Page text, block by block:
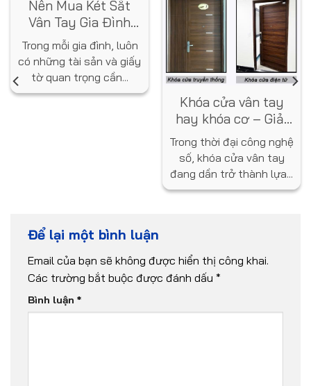
Nên Mua Két Sắt
Vân Tay Gia Đình
Loại Nào? Gợi Ý Từ
Chuyên Gia
Trong mỗi gia đình, luôn
có những tài sản và giấy
tờ quan trọng cần...
Khóa cửa vân tay
hay khóa cơ – Giải
pháp nào tốt hơn
cho ngôi nhà bạn?
Trong thời đại công nghệ
số, khóa cửa vân tay
đang dần trở thành lựa...
Để lại một bình luận
Email của bạn sẽ không được hiển thị công khai.
Các trường bắt buộc được đánh dấu *
Bình luận *